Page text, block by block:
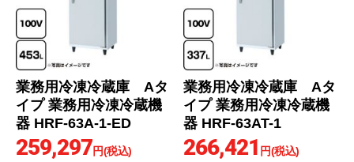
業務用冷凍冷蔵庫 Aタ
イプ 業務用冷凍冷蔵機
器 HRF-63A-1-ED
259,297円(税込)
業務用冷凍冷蔵庫 Aタ
イプ 業務用冷凍冷蔵機
器 HRF-63AT-1
266,421 円(税込)